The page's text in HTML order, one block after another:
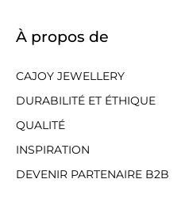
À propos de
CAJOY JEWELLERY
DURABILITÉ ET ÉTHIQUE
QUALITÉ
INSPIRATION
DEVENIR PARTENAIRE B2B